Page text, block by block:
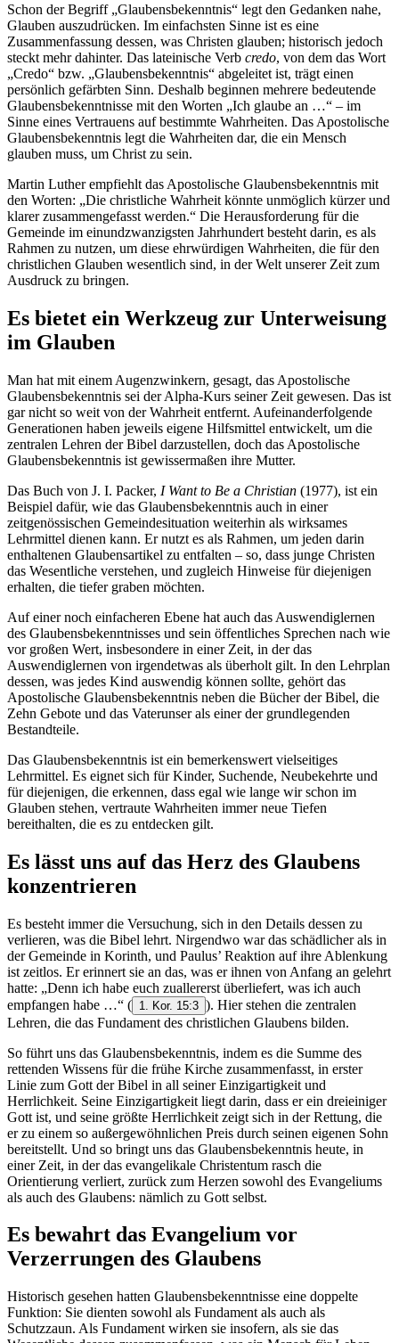
Schon der Begriff „Glaubensbekenntnis“ legt den Gedanken nahe,
Glauben auszudrücken. Im einfachsten Sinne ist es eine
Zusammenfassung dessen, was Christen glauben; historisch jedoch
steckt mehr dahinter. Das lateinische Verb credo, von dem das Wort
„Credo“ bzw. „Glaubensbekenntnis“ abgeleitet ist, trägt einen
persönlich gefärbten Sinn. Deshalb beginnen mehrere bedeutende
Glaubensbekenntnisse mit den Worten „Ich glaube an …“ – im
Sinne eines Vertrauens auf bestimmte Wahrheiten. Das Apostolische
Glaubensbekenntnis legt die Wahrheiten dar, die ein Mensch
glauben muss, um Christ zu sein.
Martin Luther empfiehlt das Apostolische Glaubensbekenntnis mit
den Worten: „Die christliche Wahrheit könnte unmöglich kürzer und
klarer zusammengefasst werden.“ Die Herausforderung für die
Gemeinde im einundzwanzigsten Jahrhundert besteht darin, es als
Rahmen zu nutzen, um diese ehrwürdigen Wahrheiten, die für den
christlichen Glauben wesentlich sind, in der Welt unserer Zeit zum
Ausdruck zu bringen.
Es bietet ein Werkzeug zur Unterweisung
im Glauben
Man hat mit einem Augenzwinkern, gesagt, das Apostolische
Glaubensbekenntnis sei der Alpha-Kurs seiner Zeit gewesen. Das ist
gar nicht so weit von der Wahrheit entfernt. Aufeinanderfolgende
Generationen haben jeweils eigene Hilfsmittel entwickelt, um die
zentralen Lehren der Bibel darzustellen, doch das Apostolische
Glaubensbekenntnis ist gewissermaßen ihre Mutter.
Das Buch von J. I. Packer, I Want to Be a Christian (1977), ist ein
Beispiel dafür, wie das Glaubensbekenntnis auch in einer
zeitgenössischen Gemeindesituation weiterhin als wirksames
Lehrmittel dienen kann. Er nutzt es als Rahmen, um jeden darin
enthaltenen Glaubensartikel zu entfalten – so, dass junge Christen
das Wesentliche verstehen, und zugleich Hinweise für diejenigen
erhalten, die tiefer graben möchten.
Auf einer noch einfacheren Ebene hat auch das Auswendiglernen
des Glaubensbekenntnisses und sein öffentliches Sprechen nach wie
vor großen Wert, insbesondere in einer Zeit, in der das
Auswendiglernen von irgendetwas als überholt gilt. In den Lehrplan
dessen, was jedes Kind auswendig können sollte, gehört das
Apostolische Glaubensbekenntnis neben die Bücher der Bibel, die
Zehn Gebote und das Vaterunser als einer der grundlegenden
Bestandteile.
Das Glaubensbekenntnis ist ein bemerkenswert vielseitiges
Lehrmittel. Es eignet sich für Kinder, Suchende, Neubekehrte und
für diejenigen, die erkennen, dass egal wie lange wir schon im
Glauben stehen, vertraute Wahrheiten immer neue Tiefen
bereithalten, die es zu entdecken gilt.
Es lässt uns auf das Herz des Glaubens
konzentrieren
Es besteht immer die Versuchung, sich in den Details dessen zu
verlieren, was die Bibel lehrt. Nirgendwo war das schädlicher als in
der Gemeinde in Korinth, und Paulus’ Reaktion auf ihre Ablenkung
ist zeitlos. Er erinnert sie an das, was er ihnen von Anfang an gelehrt
hatte: „Denn ich habe euch zuallererst überliefert, was ich auch
empfangen habe …“ ( 1. Kor. 15:3 ). Hier stehen die zentralen
Lehren, die das Fundament des christlichen Glaubens bilden.
So führt uns das Glaubensbekenntnis, indem es die Summe des
rettenden Wissens für die frühe Kirche zusammenfasst, in erster
Linie zum Gott der Bibel in all seiner Einzigartigkeit und
Herrlichkeit. Seine Einzigartigkeit liegt darin, dass er ein dreieiniger
Gott ist, und seine größte Herrlichkeit zeigt sich in der Rettung, die
er zu einem so außergewöhnlichen Preis durch seinen eigenen Sohn
bereitstellt. Und so bringt uns das Glaubensbekenntnis heute, in
einer Zeit, in der das evangelikale Christentum rasch die
Orientierung verliert, zurück zum Herzen sowohl des Evangeliums
als auch des Glaubens: nämlich zu Gott selbst.
Es bewahrt das Evangelium vor
Verzerrungen des Glaubens
Historisch gesehen hatten Glaubensbekenntnisse eine doppelte
Funktion: Sie dienten sowohl als Fundament als auch als
Schutzzaun. Als Fundament wirken sie insofern, als sie das